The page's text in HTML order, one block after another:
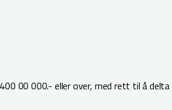
00 000.- eller over, med rett til å